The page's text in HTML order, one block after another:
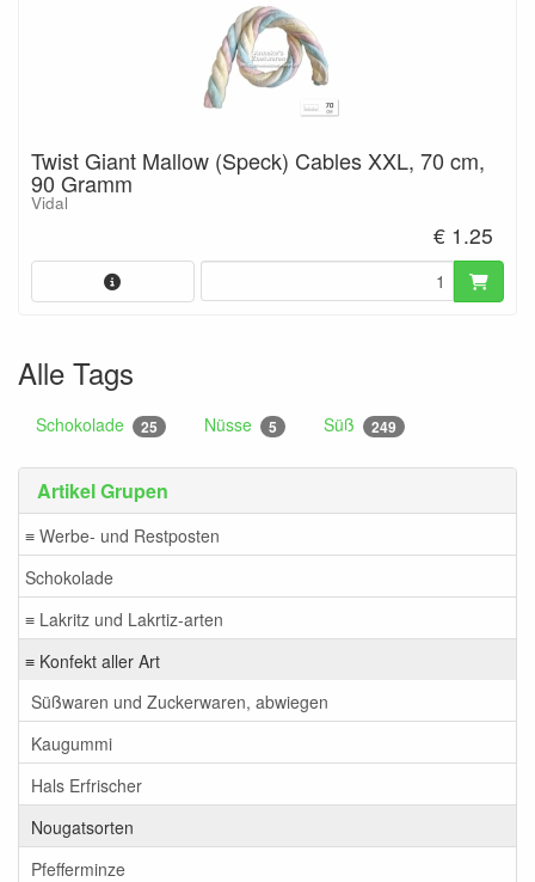
Artikel Grupen
≡ Werbe- und Restposten
Schokolade
≡ Lakritz und Lakrtiz-arten
≡ Konfekt aller Art
Süßwaren und Zuckerwaren, abwiegen
Kaugummi
Hals Erfrischer
Nougatsorten
Pfefferminze
Twist Giant Mallow (Speck) Cables XXL, 70 cm,
90 Gramm
Vidal
€ 1.25
Alle Tags
Schokolade 25 Nüsse 5 Süß 249